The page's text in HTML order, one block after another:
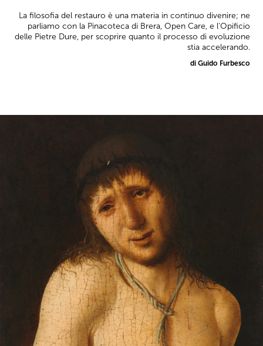
La filosofia del restauro è una materia in continuo divenire; ne
parliamo con la Pinacoteca di Brera, Open Care, e l'Opificio
delle Pietre Dure, per scoprire quanto il processo di evoluzione
stia accelerando.
di Guido Furbesco